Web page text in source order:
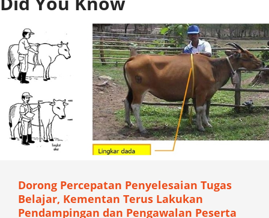
Dorong Percepatan Penyelesaian Tugas
Belajar, Kementan Terus Lakukan
Pendampingan dan Pengawalan Peserta